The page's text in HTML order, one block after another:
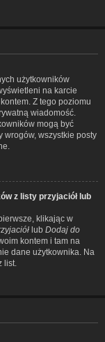
użytkowników
na karcie
Z tego poziomu
wiadomość.
mogą być
wrogów, wszystkie posty
z listy przyjaciół lub
klikając w
lub Dodaj do
kontem i tam na
dane użytkownika. Na
list.